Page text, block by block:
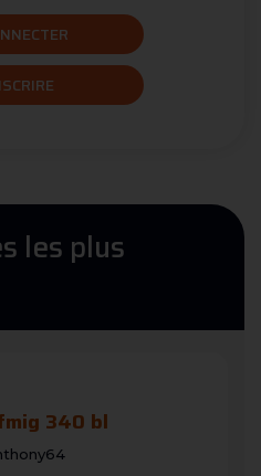
les plus
340 bl